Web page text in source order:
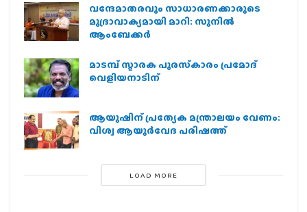
വന്ദേമാതരവും സാധാരണക്കാരുടെ
മുദ്രാവാക്യമായി മാറി: സുനിൽ
ആംബേക്കർ
മാടമ്പ് സ്മാരക പുരസ്‌കാരം പ്രമോദ്
വെളിയനാടിന്
ആയുഷിന് പ്രത്യേക മന്ത്രാലയം വേണം:
വിശ്വ ആയുര്‍വേദ പരിഷത്ത്
LOAD MORE